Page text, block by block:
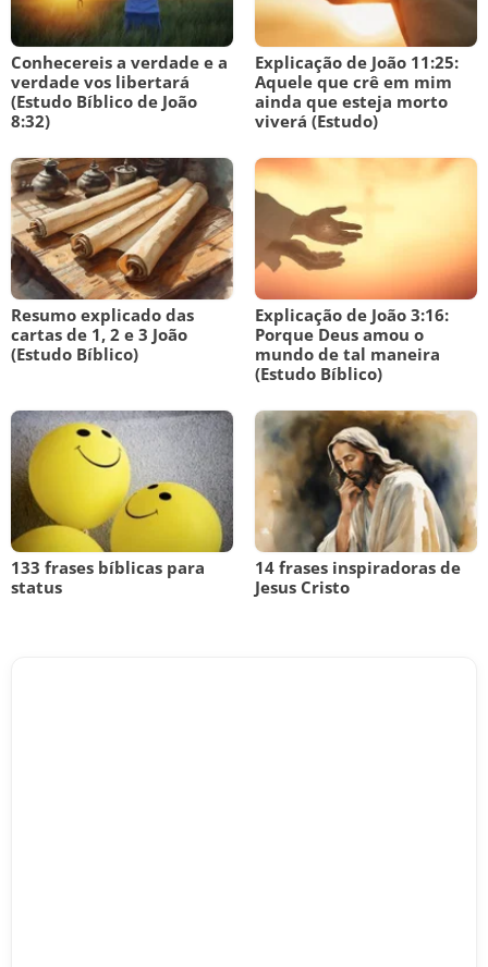
Conhecereis a verdade e a
verdade vos libertará
(Estudo Bíblico de João
8:32)
Explicação de João 11:25:
Aquele que crê em mim
ainda que esteja morto
viverá (Estudo)
Resumo explicado das
cartas de 1, 2 e 3 João
(Estudo Bíblico)
Explicação de João 3:16:
Porque Deus amou o
mundo de tal maneira
(Estudo Bíblico)
133 frases bíblicas para
status
14 frases inspiradoras de
Jesus Cristo